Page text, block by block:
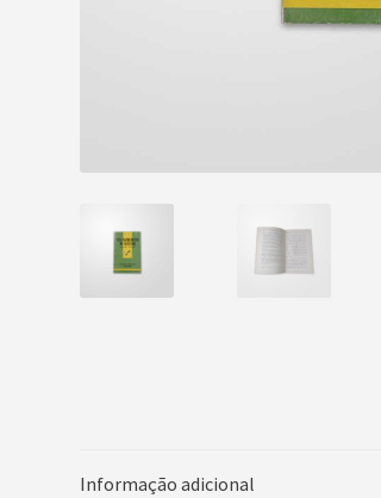
Informação adicional